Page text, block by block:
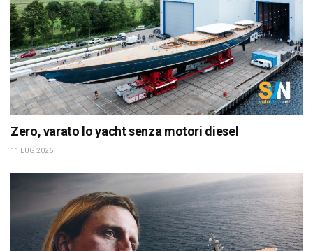
Zero, varato lo yacht senza motori diesel
11 LUG 2026